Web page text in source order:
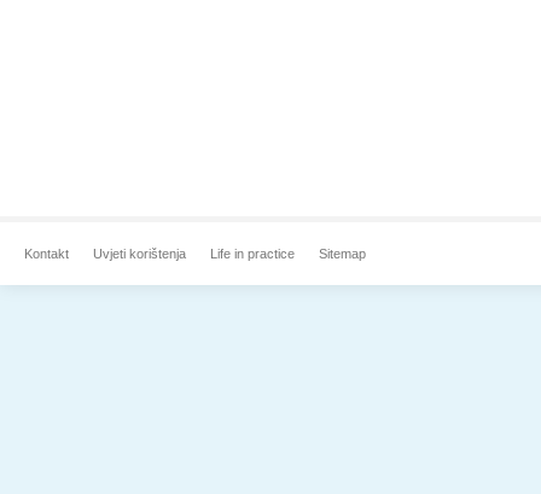
Kontakt Uvjeti korištenja Life in practice Sitemap